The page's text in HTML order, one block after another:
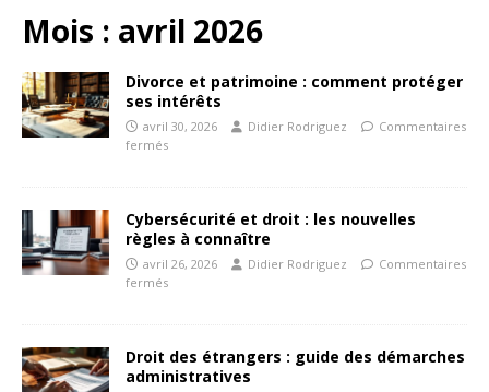
Mois : avril 2026
Divorce et patrimoine : comment protéger
ses intérêts
avril 30, 2026 Didier Rodriguez
Commentaires
fermés
Cybersécurité et droit : les nouvelles
règles à connaître
avril 26, 2026 Didier Rodriguez
Commentaires
fermés
Droit des étrangers : guide des démarches
administratives